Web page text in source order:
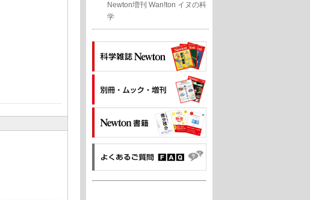
Newton増刊 Wan!ton イヌの科
学